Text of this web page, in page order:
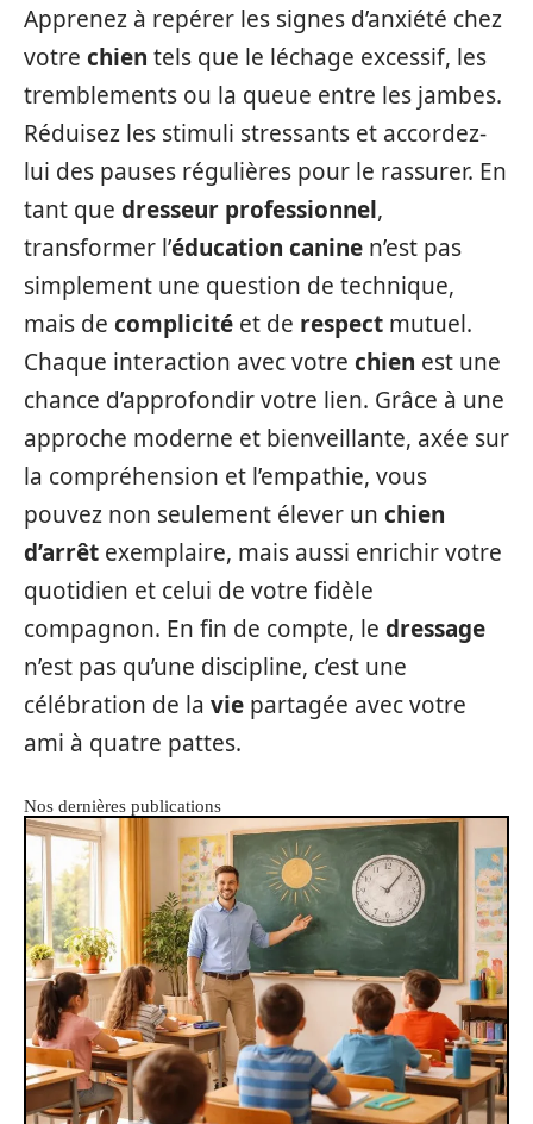
Apprenez à repérer les signes d’anxiété chez
votre chien tels que le léchage excessif, les
tremblements ou la queue entre les jambes.
Réduisez les stimuli stressants et accordez-
lui des pauses régulières pour le rassurer. En
tant que dresseur professionnel,
transformer l’éducation canine n’est pas
simplement une question de technique,
mais de complicité et de respect mutuel.
Chaque interaction avec votre chien est une
chance d’approfondir votre lien. Grâce à une
approche moderne et bienveillante, axée sur
la compréhension et l’empathie, vous
pouvez non seulement élever un chien
d’arrêt exemplaire, mais aussi enrichir votre
quotidien et celui de votre fidèle
compagnon. En fin de compte, le dressage
n’est pas qu’une discipline, c’est une
célébration de la vie partagée avec votre
ami à quatre pattes.
Nos dernières publications